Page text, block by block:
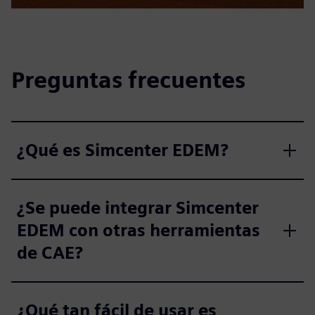
Preguntas frecuentes
¿Qué es Simcenter EDEM?
¿Se puede integrar Simcenter
EDEM con otras herramientas
de CAE?
¿Qué tan fácil de usar es